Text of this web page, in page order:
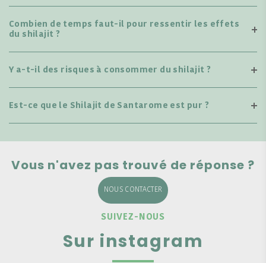
Combien de temps faut-il pour ressentir les effets
du shilajit ?
Y a-t-il des risques à consommer du shilajit ?
Est-ce que le Shilajit de Santarome est pur ?
Vous n'avez pas trouvé de réponse ?
NOUS CONTACTER
SUIVEZ-NOUS
Sur instagram